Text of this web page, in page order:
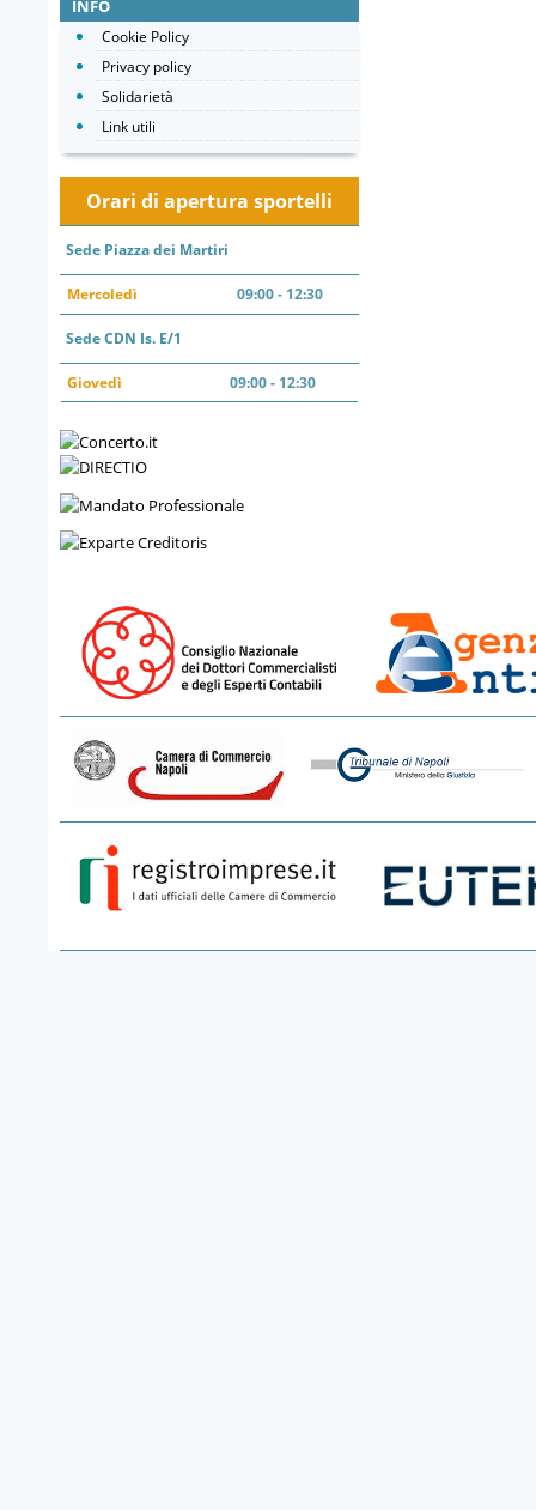
INFO
Cookie Policy
Privacy policy
Solidarietà
Link utili
Orari di apertura sportelli
Sede Piazza dei Martiri
Mercoledì 09:00 - 12:30
Sede CDN Is. E/1
Giovedì 09:00 - 12:30